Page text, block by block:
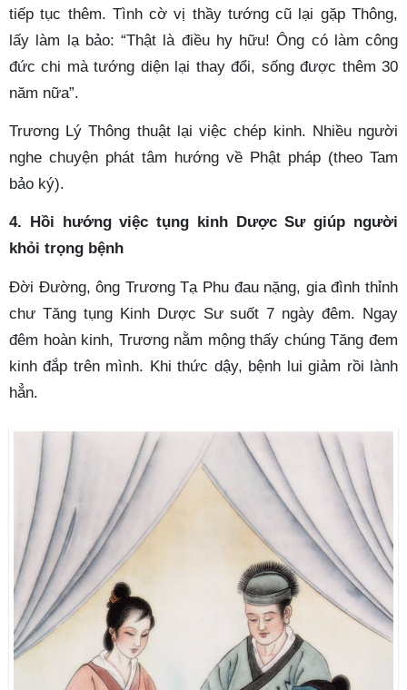
tiếp tục thêm. Tình cờ vị thầy tướng cũ lại gặp Thông,
lấy làm lạ bảo: “Thật là điều hy hữu! Ông có làm công
đức chi mà tướng diện lại thay đổi, sống được thêm 30
năm nữa”.
Trương Lý Thông thuật lại việc chép kinh. Nhiều người
nghe chuyện phát tâm hướng về Phật pháp (theo Tam
bảo ký).
4. Hồi hướng việc tụng kinh Dược Sư giúp người
khỏi trọng bệnh
Đời Đường, ông Trương Tạ Phu đau nặng, gia đình thỉnh
chư Tăng tụng Kinh Dược Sư suốt 7 ngày đêm. Ngay
đêm hoàn kinh, Trương nằm mộng thấy chúng Tăng đem
kinh đắp trên mình. Khi thức dậy, bệnh lui giảm rồi lành
hẳn.